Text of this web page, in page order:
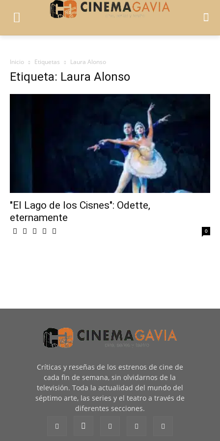
Inicio Etiquetas Laura Alonso
Etiqueta: Laura Alonso
"El Lago de los Cisnes": Odette,
eternamente
0
Críticas y reseñas de los estrenos de cine de
cada fin de semana, sin olvidarnos de la
televisión. Toda la actualidad del mundo del
séptimo arte, las series y el teatro a través de
diferentes secciones.